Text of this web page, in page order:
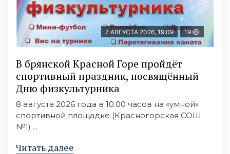
7 АВГУСТА 2026, 19:09 19
В брянской Красной Горе пройдёт
спортивный праздник, посвящённый
Дню физкультурника
8 августа 2026 года в 10.00 часов на «умной»
спортивной площадке (Красногорская СОШ
№1) ...
Читать далее